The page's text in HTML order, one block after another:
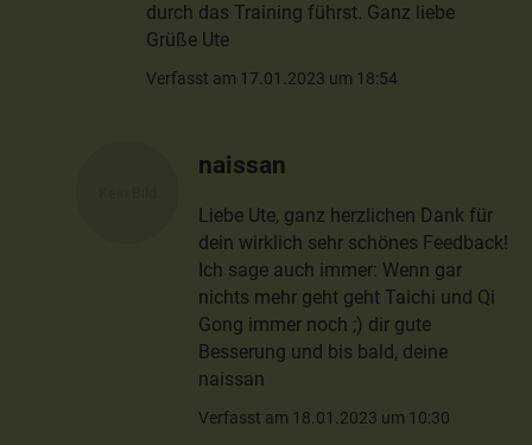
durch das Training führst. Ganz liebe
Grüße Ute
Verfasst am 17.01.2023 um 18:54
naissan
Liebe Ute, ganz herzlichen Dank für
dein wirklich sehr schönes Feedback!
Ich sage auch immer: Wenn gar
nichts mehr geht geht Taichi und Qi
Gong immer noch ;) dir gute
Besserung und bis bald, deine
naissan
Verfasst am 18.01.2023 um 10:30